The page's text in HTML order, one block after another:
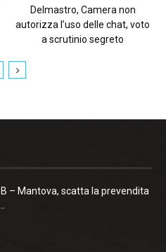
Delmastro, Camera non
autorizza l’uso delle chat, voto
a scrutinio segreto
– Mantova, scatta la prevendita